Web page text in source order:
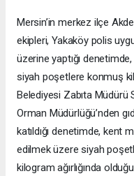
Mersin’in merkez ilçe
ekipleri, Yakaköy polis
üzerine yaptığı
siyah poşetlere konmuş
Belediyesi Zabıta Müdürü
Orman Müdürlüğü’nden
katıldığı denetimde, kent
edilmek üzere siyah
kilogram ağırlığında